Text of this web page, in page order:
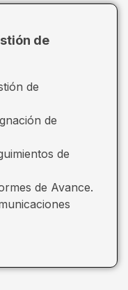
de
de
de
de
de Avance.